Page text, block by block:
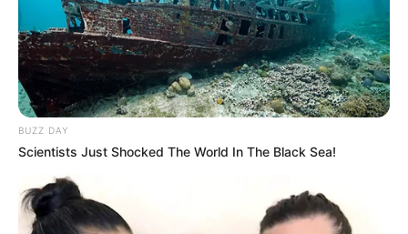
Cependant, sa deuxième place dans une Listed à
Compiègne en mai dernier sur les haies montre qu’il
possède un véritable potentiel. Il va devoir porter un poids
conséquent dans ce handicap, ce qui représente un défi
majeur. Néanmoins, sa classe pure et sa capacité à bien
courir dans des conditions difficiles font de lui un candidat
la course se déroule à son avantage, mais il devra
surmonter le handicap du poids pour s’imposer dans cette
épreuve relevée.
BUZZ DAY
Scientists Just Shocked The World In The Black Sea!